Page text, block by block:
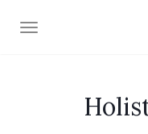
AFFICHER/